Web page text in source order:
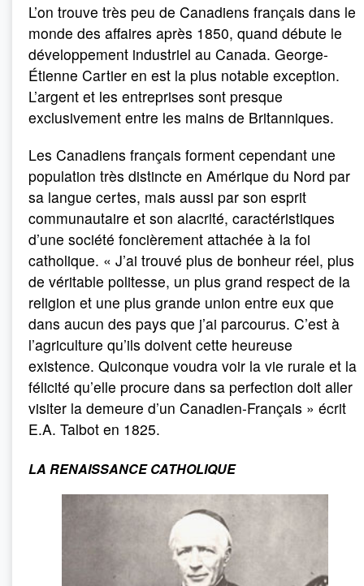
L’on trouve très peu de Canadiens français dans le
monde des affaires après 1850, quand débute le
développement industriel au Canada. George-
Étienne Cartier en est la plus notable exception.
L’argent et les entreprises sont presque
exclusivement entre les mains de Britanniques.
Les Canadiens français forment cependant une
population très distincte en Amérique du Nord par
sa langue certes, mais aussi par son esprit
communautaire et son alacrité, caractéristiques
d’une société foncièrement attachée à la foi
catholique. « J’ai trouvé plus de bonheur réel, plus
de véritable politesse, un plus grand respect de la
religion et une plus grande union entre eux que
dans aucun des pays que j’ai parcourus. C’est à
l’agriculture qu’ils doivent cette heureuse
existence. Quiconque voudra voir la vie rurale et la
félicité qu’elle procure dans sa perfection doit aller
visiter la demeure d’un Canadien-Français » écrit
E.A. Talbot en 1825.
LA RENAISSANCE CATHOLIQUE